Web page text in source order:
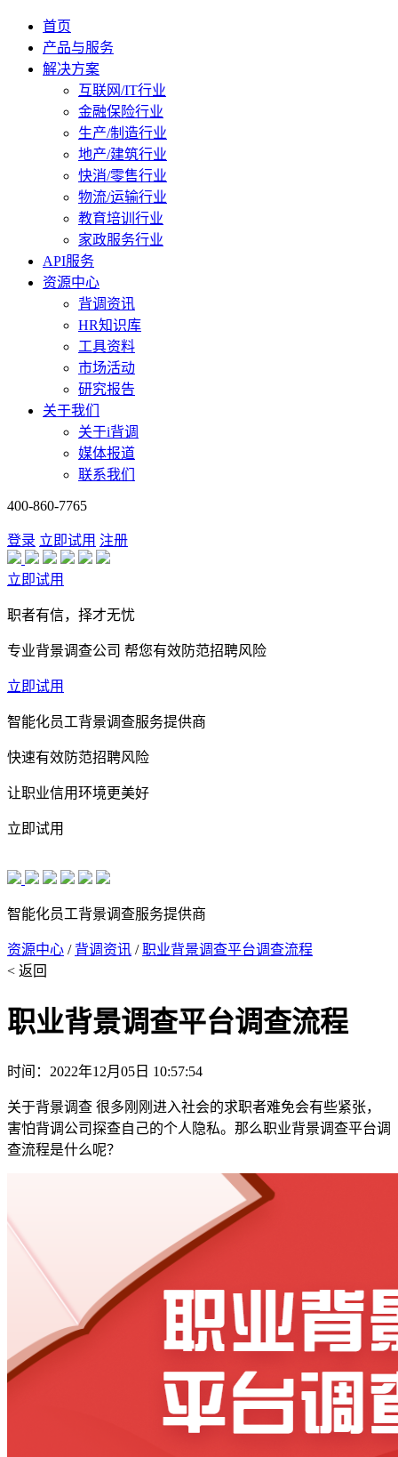
首页
产品与服务
解决方案
互联网/IT行业
金融保险行业
生产/制造行业
地产/建筑行业
快消/零售行业
物流/运输行业
教育培训行业
家政服务行业
API服务
资源中心
背调资讯
HR知识库
工具资料
市场活动
研究报告
关于我们
关于i背调
媒体报道
联系我们
400-860-7765
登录 立即试用 注册
立即试用
职者有信，择才无忧
专业背景调查公司 帮您有效防范招聘风险
立即试用
智能化员工背景调查服务提供商
快速有效防范招聘风险
让职业信用环境更美好
立即试用
智能化员工背景调查服务提供商
资源中心 / 背调资讯 /职业背景调查平台调查流程
< 返回
职业背景调查平台调查流程
时间：2022年12月05日 10:57:54
关于背景调查 很多刚刚进入社会的求职者难免会有些紧张，
害怕背调公司探查自己的个人隐私。那么职业背景调查平台调
查流程是什么呢？